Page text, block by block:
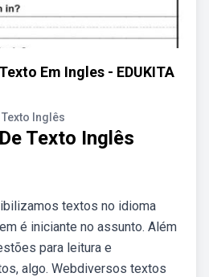
Em Ingles - EDUKITA
Inglês
Texto Inglês
textos no idioma
é iniciante no assunto. Além
para leitura e
algo. Webdiversos textos